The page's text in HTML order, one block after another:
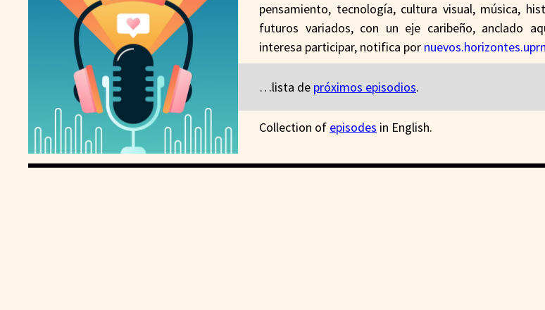
pensamiento, tecnología, cultura visual, música,
futuros variados, con un eje caribeño, anclado
interesa participar, notifica por
…lista de próximos episodios.
Collection of episodes in English.